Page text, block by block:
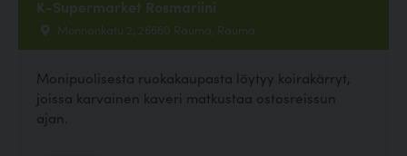
K-Supermarket Rosmariini
Monnankatu 2, 26660 Rauma, Rauma
Monipuolisesta ruokakaupasta löytyy koirakärryt,
joissa karvainen kaveri matkustaa ostosreissun
ajan.